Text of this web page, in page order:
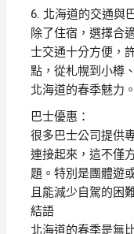
6. 北海道的交通與
除了住宿，選擇合
士交通十分方便，
點，從札幌到小樽
北海道的春季魅力。
巴士優惠：
很多巴士公司提供
連接起來，這不僅
題。特別是團體遊
且能減少自駕的困
結語
北海道的春季是無